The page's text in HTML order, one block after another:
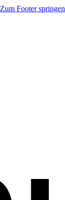
Zum Footer springen